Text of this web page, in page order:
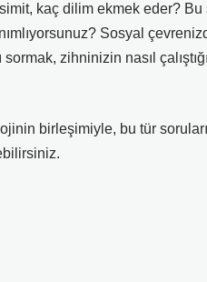
kaç dilim ekmek eder?
Sosyal
zihninizin nasıl
birleşimiyle, bu tür